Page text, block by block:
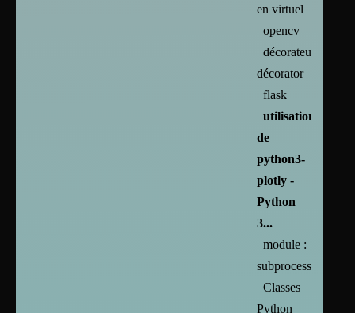
en virtuel
opencv
décorateur
décorator
flask
utilisation
de
python3-
plotly -
Python
3...
module :
subprocess
Classes
Python